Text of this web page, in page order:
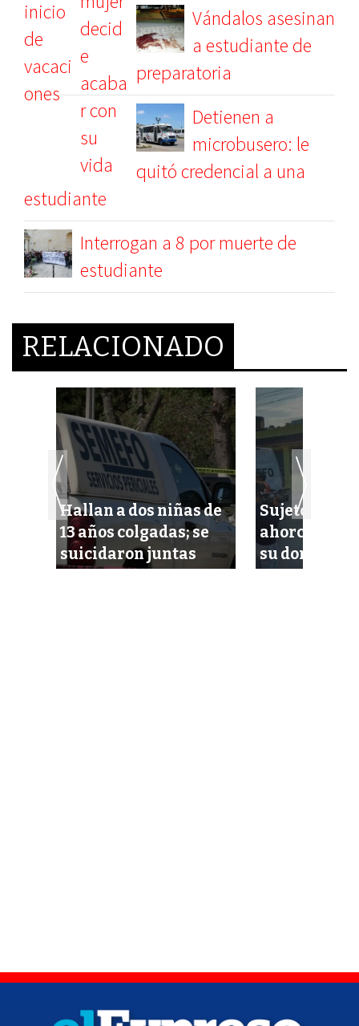
Vándalos asesinan
a estudiante de
preparatoria
Detienen a
microbusero: le
quitó credencial a una
estudiante
Interrogan a 8 por muerte de
estudiante
RELACIONADO
Hallan a dos niñas de
13 años colgadas; se
suicidaron juntas
Sujeto
ahorcarse
su domicilio